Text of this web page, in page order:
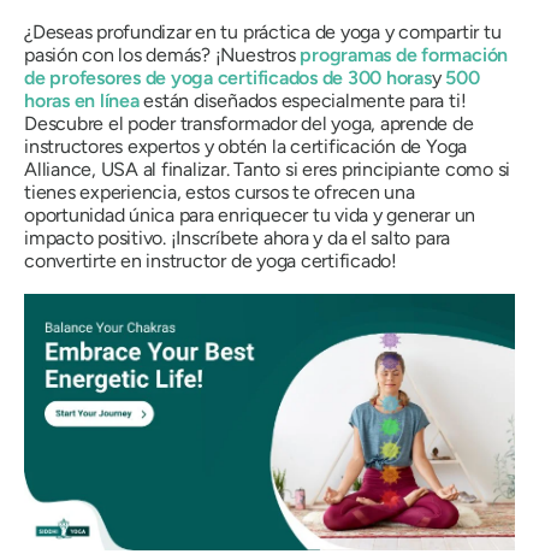
¿Deseas profundizar en tu práctica de yoga y compartir tu
pasión con los demás? ¡Nuestros programas de formación
de profesores de yoga certificados de 300 horasy 500
horas en líneaestán diseñados especialmente para ti!
Descubre el poder transformador del yoga, aprende de
instructores expertos y obtén la certificación de Yoga
Alliance, USA al finalizar. Tanto si eres principiante como si
tienes experiencia, estos cursos te ofrecen una
oportunidad única para enriquecer tu vida y generar un
impacto positivo. ¡Inscríbete ahora y da el salto para
convertirte en instructor de yoga certificado!